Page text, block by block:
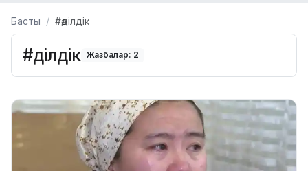
Басты #әділдік
#әділдік Жазбалар: 2